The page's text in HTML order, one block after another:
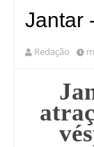
Jantar
Redação